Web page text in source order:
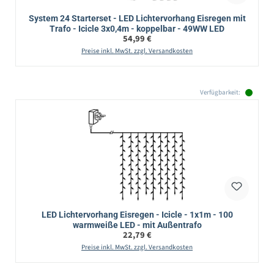
System 24 Starterset - LED Lichtervorhang Eisregen mit
Trafo - Icicle 3x0,4m - koppelbar - 49WW LED
Regulärer Preis:
54,99 €
Preise inkl. MwSt. zzgl. Versandkosten
Verfügbarkeit:
LED Lichtervorhang Eisregen - Icicle - 1x1m - 100
warmweiße LED - mit Außentrafo
Regulärer Preis:
22,79 €
Preise inkl. MwSt. zzgl. Versandkosten